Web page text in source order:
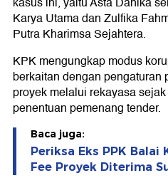
Karya Utama dan Zulfika
Putra Kharimsa Sejahtera.
KPK mengungkap modus
berkaitan dengan pengaturan
proyek melalui rekayasa
penentuan pemenang tender.
Baca juga:
Periksa Eks PPK Balai
Fee Proyek Diterima